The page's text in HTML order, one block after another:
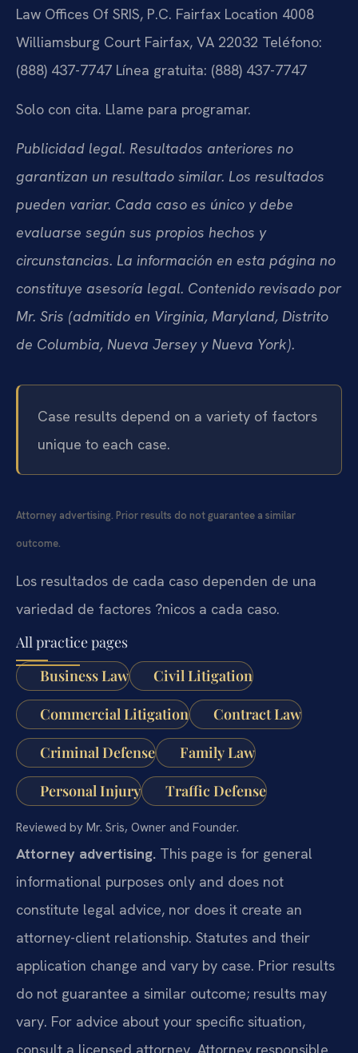
Law Offices Of SRIS, P.C. Fairfax Location 4008
Williamsburg Court Fairfax, VA 22032 Teléfono:
(888) 437-7747 Línea gratuita: (888) 437-7747
Solo con cita. Llame para programar.
Publicidad legal. Resultados anteriores no
garantizan un resultado similar. Los resultados
pueden variar. Cada caso es único y debe
evaluarse según sus propios hechos y
circunstancias. La información en esta página no
constituye asesoría legal. Contenido revisado por
Mr. Sris (admitido en Virginia, Maryland, Distrito
de Columbia, Nueva Jersey y Nueva York).
Case results depend on a variety of factors
unique to each case.
Attorney advertising. Prior results do not guarantee a similar
outcome.
Los resultados de cada caso dependen de una
variedad de factores ?nicos a cada caso.
All practice pages
Business Law
Civil Litigation
Commercial Litigation Contract Law
Criminal Defense Family Law
Personal Injury Traffic Defense
Reviewed by Mr. Sris, Owner and Founder.
Attorney advertising. This page is for general
informational purposes only and does not
constitute legal advice, nor does it create an
attorney-client relationship. Statutes and their
application change and vary by case. Prior results
do not guarantee a similar outcome; results may
vary. For advice about your specific situation,
consult a licensed attorney. Attorney responsible